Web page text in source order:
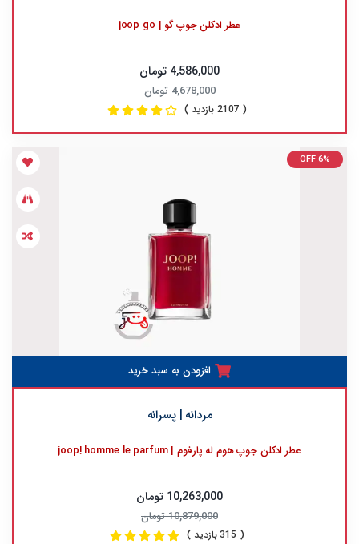
عطر ادکلن جوپ گو | joop go
4,586,000 تومان
4,678,000 تومان
( 2107 بازدید )
OFF 6%
افزودن به سبد خرید
مردانه | پسرانه
عطر ادکلن جوپ هوم له پارفوم | joop! homme le parfum
10,263,000 تومان
10,879,000 تومان
( 315 بازدید )